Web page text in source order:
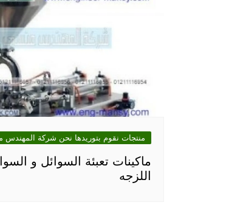
منتجات نقوم بتوريدها نحن شركة
ماكينات تعبئة السوائل و
اللزجه